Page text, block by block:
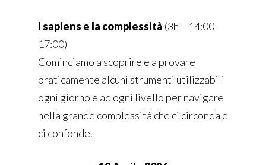
I sapiens e la complessità (3h – 14:00-
17:00)
Cominciamo a scoprire e a provare
praticamente alcuni strumenti utilizzabili
ogni giorno e ad ogni livello per navigare
nella grande complessità che ci circonda e
ci confonde.